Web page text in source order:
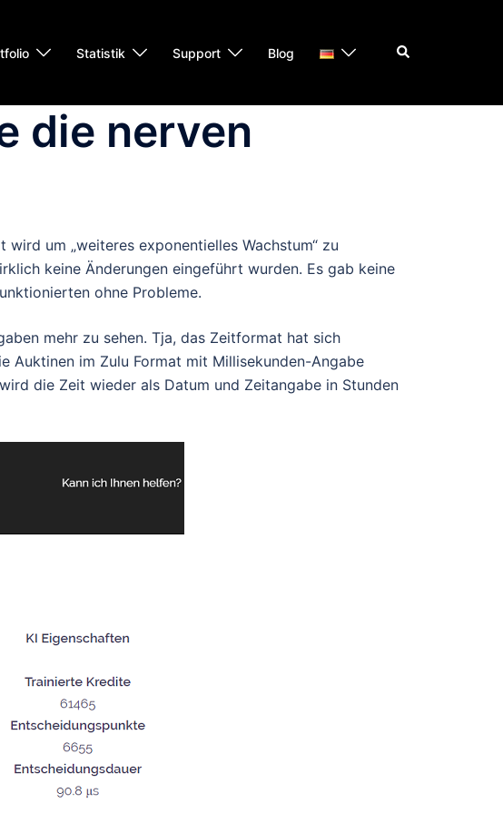
Statistik Support Blog Suche
die nerven
um „weiteres exponentielles Wachstum“ zu
keine Änderungen eingeführt wurden. Es gab keine
ohne Probleme.
mehr zu sehen. Tja, das Zeitformat hat sich
Auktinen im Zulu Format mit Millisekunden-Angabe
die Zeit wieder als Datum und Zeitangabe in Stunden